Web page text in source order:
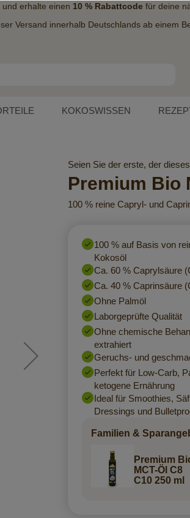
erhalte einen 10 % Rabattcodefür deine
Versand innerhalb Deutschlands ab einem
KOKOSWISSEN
Seien Sie der erste, der
Premium Bio
100 % reine Capryl- und
100 % auf Basis von
Kokosöl
Ca. 60 % Caprylsäure
Ca. 40 % Caprinsäure
Ohne Palmöl
Laborgeprüfte Qualität
Ohne chemische
extrahiert
Geruchs- und
Perfekt für Low-Carb,
ketogene Ernährung
Ideal für Smoothies,
Dressings und
Familien &
Premium
MCT-Öl C8
C10 250 ml